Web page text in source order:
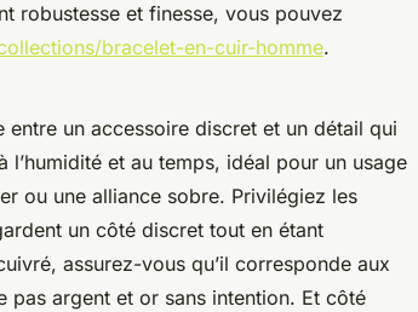
robustesse et finesse, vous pouvez
bracelet-en-cuir-homme.
un accessoire discret et un détail qui
l’humidité et au temps, idéal pour un usage
ou une alliance sobre. Privilégiez les
un côté discret tout en étant
assurez-vous qu’il corresponde aux
argent et or sans intention. Et côté